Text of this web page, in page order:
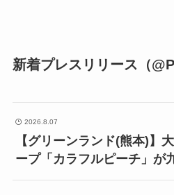
新着プレスリリース（
2026.8.07
【グリーンランド(熊本)】
ープ「カラフルピーチ」が